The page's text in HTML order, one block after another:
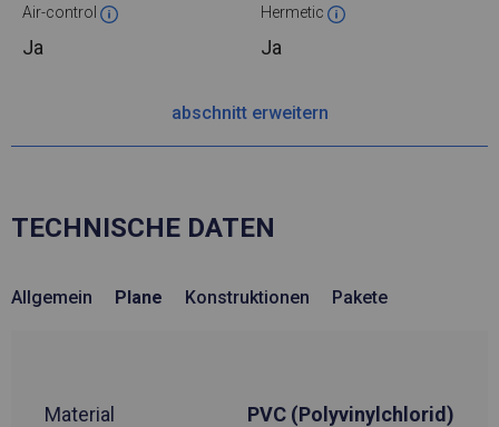
Air-control
Ja
Hermetic
Ja
abschnitt erweitern
TECHNISCHE DATEN
Allgemein Plane Konstruktionen Pakete
Material PVC (Polyvinylchlorid)